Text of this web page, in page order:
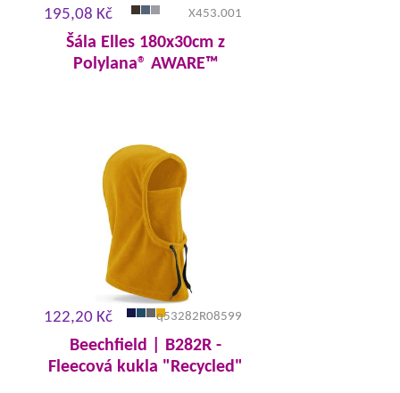
195,08 Kč X453.001
Šála Elles 180x30cm z
Polylana® AWARE™
122,20 Kč q53282R08599
Beechfield | B282R -
Fleecová kukla "Recycled"